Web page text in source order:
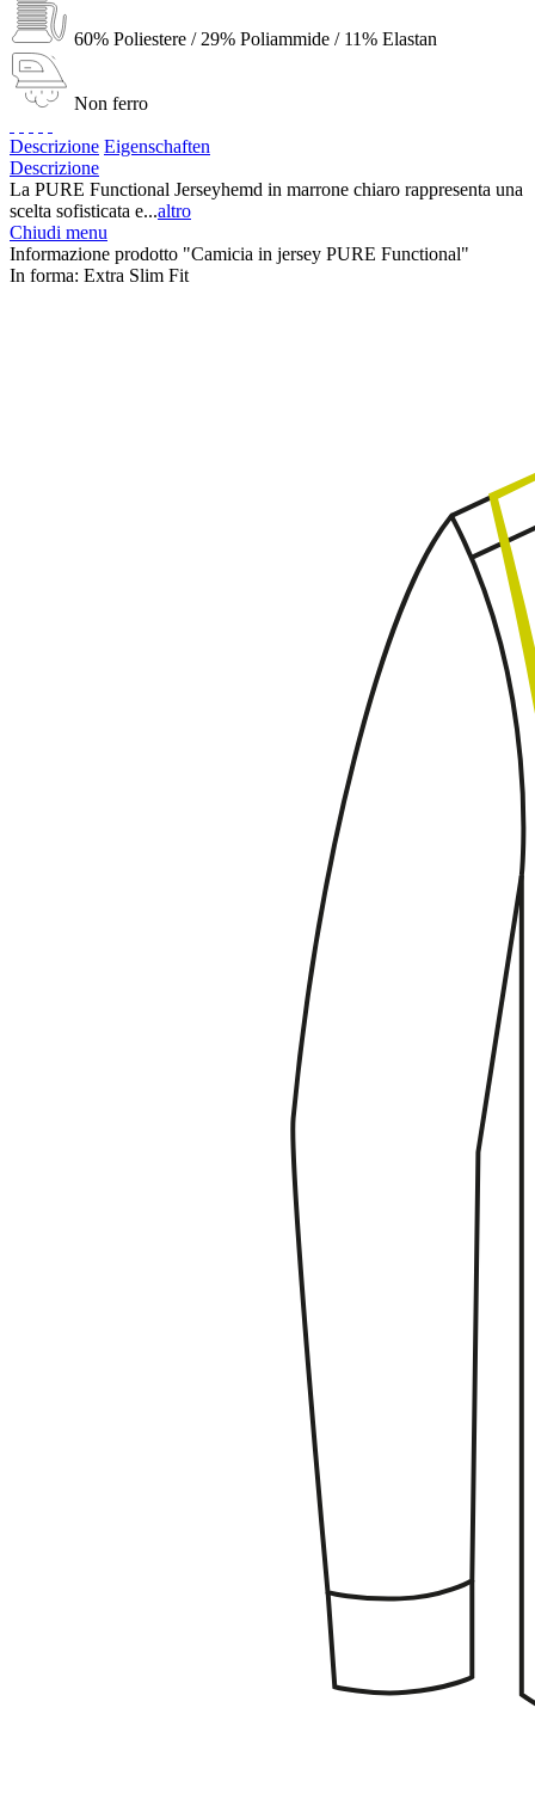
60% Poliestere / 29% Poliammide / 11% Elastan
Non ferro
Descrizione Eigenschaften
Descrizione
La PURE Functional Jerseyhemd in marrone chiaro rappresenta una
scelta sofisticata e...altro
Chiudi menu
Informazione prodotto "Camicia in jersey PURE Functional"
In forma: Extra Slim Fit